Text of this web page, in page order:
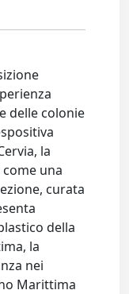
delle colonie
la
una
curata
della
la
nei
Marittima